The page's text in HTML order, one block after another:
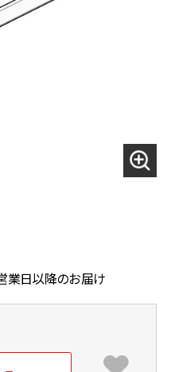
業日以降のお届け